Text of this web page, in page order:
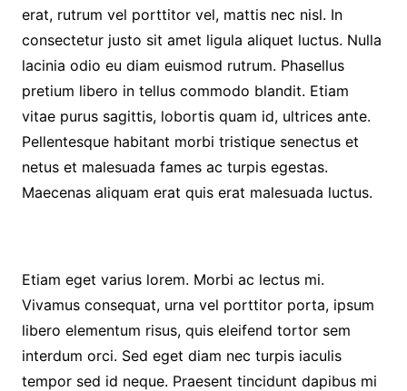
erat, rutrum vel porttitor vel, mattis nec nisl. In
consectetur justo sit amet ligula aliquet luctus. Nulla
lacinia odio eu diam euismod rutrum. Phasellus
pretium libero in tellus commodo blandit. Etiam
vitae purus sagittis, lobortis quam id, ultrices ante.
Pellentesque habitant morbi tristique senectus et
netus et malesuada fames ac turpis egestas.
Maecenas aliquam erat quis erat malesuada luctus.
Etiam eget varius lorem. Morbi ac lectus mi.
Vivamus consequat, urna vel porttitor porta, ipsum
libero elementum risus, quis eleifend tortor sem
interdum orci. Sed eget diam nec turpis iaculis
tempor sed id neque. Praesent tincidunt dapibus mi